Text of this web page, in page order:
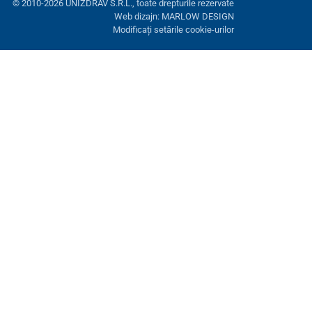
© 2010-2026 UNIZDRAV S.R.L., toate drepturile rezervate
Web dizajn: MARLOW DESIGN
Modificați setările cookie-urilor